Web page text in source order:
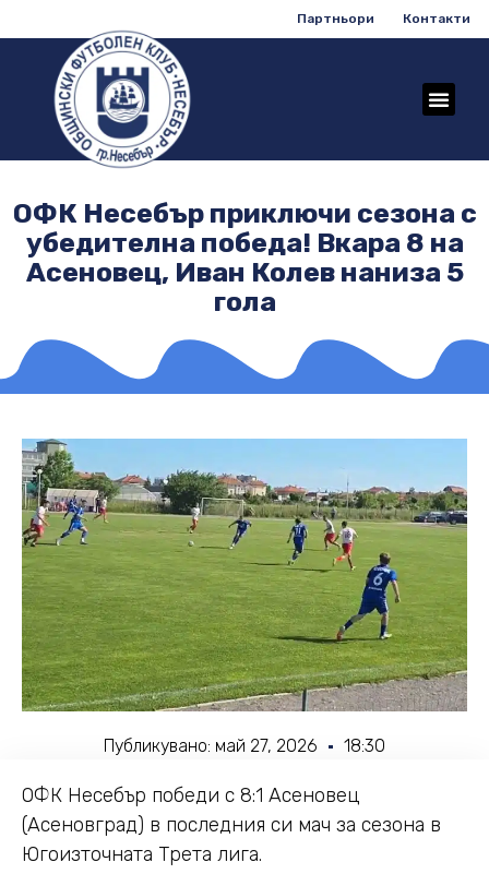
Партньори Контакти
ОФК Несебър приключи сезона с
убедителна победа! Вкара 8 на
Асеновец, Иван Колев наниза 5
гола
Публикувано: май 27, 2026 18:30
ОФК Несебър победи с 8:1 Асеновец
(Асеновград) в последния си мач за сезона в
Югоизточната Трета лига.